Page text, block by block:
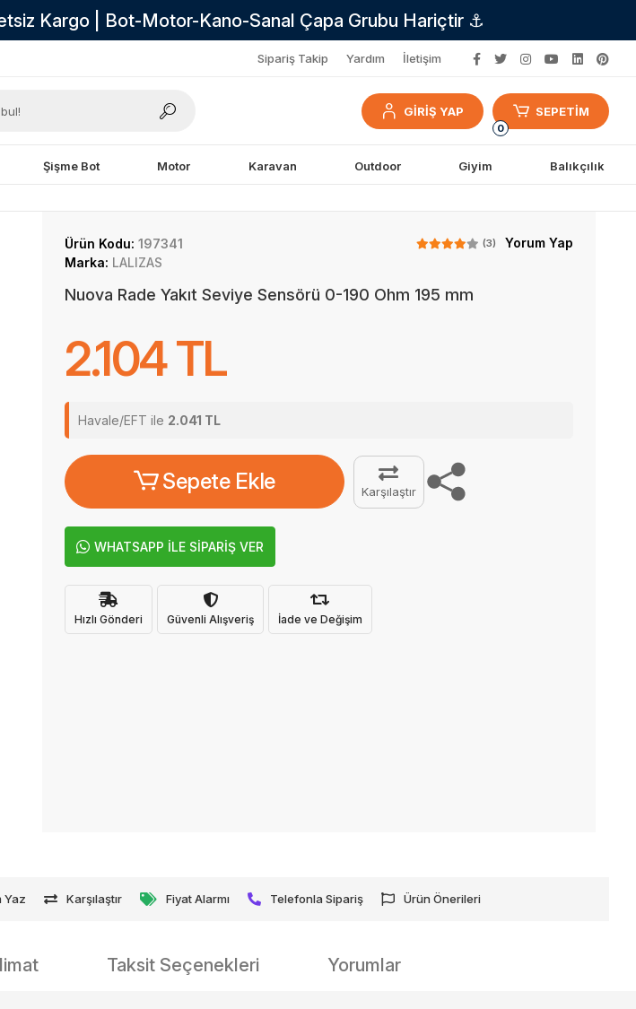
Kargo | Bot-Motor-Kano-Sanal Çapa Grubu Hariçtir ⚓
Sipariş Takip Yardım İletişim
GİRİŞ YAP
0
SEPETİM
Şişme Bot Motor Karavan Outdoor Giyim Balıkçılık
Ürün Kodu: 197341 (3)
Yorum Yap
Marka: LALIZAS
Nuova Rade Yakıt Seviye Sensörü 0-190 Ohm 195 mm
2.104 TL
Havale/EFT ile 2.041 TL
Sepete Ekle Karşılaştır
WHATSAPP İLE SİPARİŞ VER
Hızlı Gönderi Güvenli Alışveriş İade ve Değişim
Yaz Karşılaştır Fiyat Alarmı Telefonla Sipariş Ürün Önerileri
Taksit Seçenekleri Yorumlar